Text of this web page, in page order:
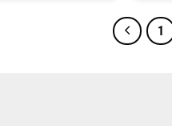
1